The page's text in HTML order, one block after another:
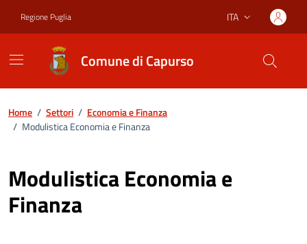
Regione Puglia Lingua attiva:
ITA
Comune di Capurso
Home / Settori / Economia e Finanza
/ Modulistica Economia e Finanza
Modulistica Economia e
Finanza